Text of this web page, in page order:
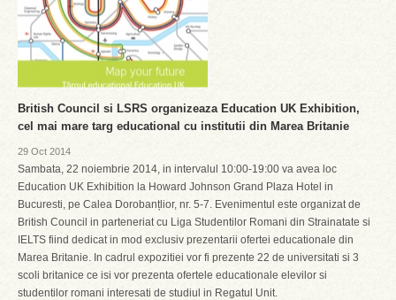
British Council si LSRS organizeaza Education UK Exhibition,
cel mai mare targ educational cu institutii din Marea Britanie
29 Oct 2014
Sambata, 22 noiembrie 2014, in intervalul 10:00-19:00 va avea loc
Education UK Exhibition la Howard Johnson Grand Plaza Hotel in
Bucuresti, pe Calea Dorobanțlior, nr. 5-7. Evenimentul este organizat de
British Council in parteneriat cu Liga Studentilor Romani din Strainatate si
IELTS fiind dedicat in mod exclusiv prezentarii ofertei educationale din
Marea Britanie. In cadrul expozitiei vor fi prezente 22 de universitati si 3
scoli britanice ce isi vor prezenta ofertele educationale elevilor si
studentilor romani interesati de studiul in Regatul Unit.